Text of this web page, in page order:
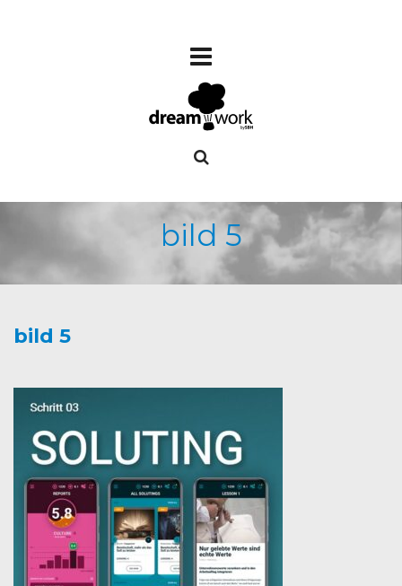
bild 5
bild 5